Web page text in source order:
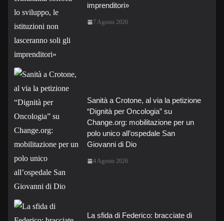
imprenditori»
7 Agosto 2026
Sanità a Crotone, al via la petizione
“Dignità per Oncologia” su
Change.org: mobilitazione per un
polo unico all’ospedale San
Giovanni di Dio
4 Agosto 2026
La sfida di Federico: bracciate di